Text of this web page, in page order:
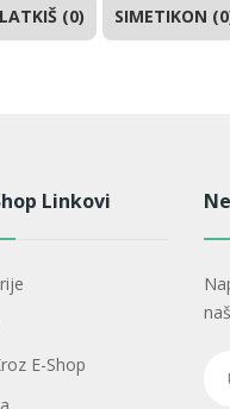
(0) SIMETIKON
Linkovi
E-Shop